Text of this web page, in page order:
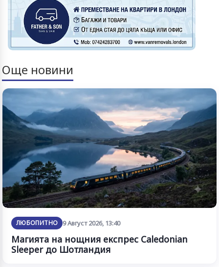
Още новини
ЛЮБОПИТНО 9 Август 2026, 13:40
Магията на нощния експрес Caledonian
Sleeper до Шотландия